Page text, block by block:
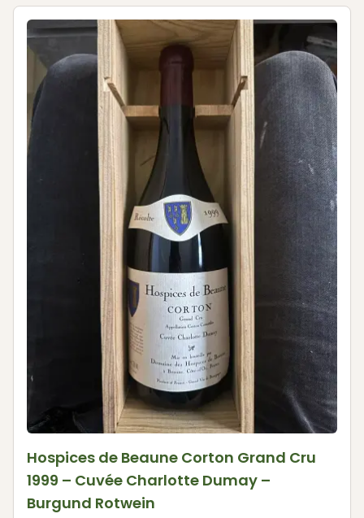
Hospices de Beaune Corton Grand Cru
1999 – Cuvée Charlotte Dumay –
Burgund Rotwein